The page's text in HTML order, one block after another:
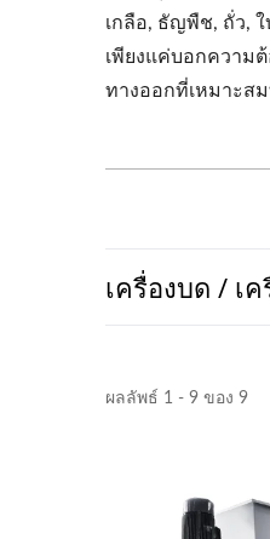
เกลือ, ธัญพืช, ถั่ว,
เพียงแค่บอกความ
ทางออกที่เหมาะส
เครื่องบด / เ
ผลลัพธ์ 1 - 9 ของ 9